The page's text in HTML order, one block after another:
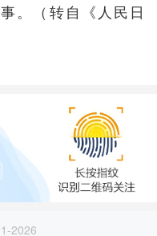
。（转自《人民日
2026